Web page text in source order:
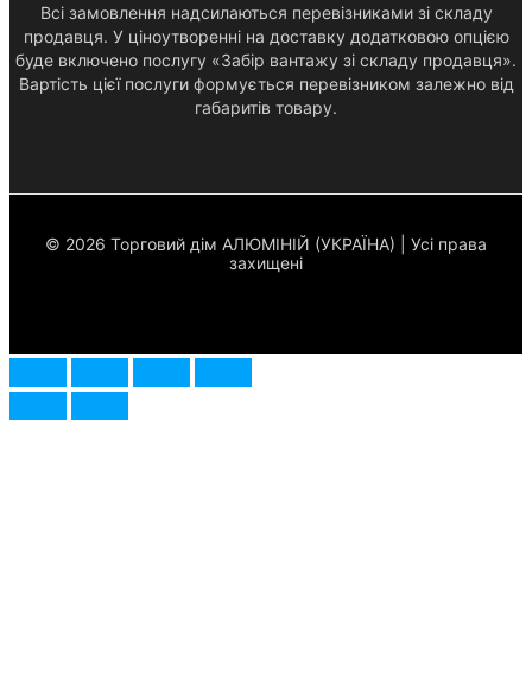
Всі замовлення надсилаються перевізниками зі складу
продавця. У ціноутворенні на доставку додатковою опцією
буде включено послугу «Забір вантажу зі складу продавця».
Вартість цієї послуги формується перевізником залежно від
габаритів товару.
© 2026 Торговий дім АЛЮМІНІЙ (УКРАЇНА) | Усі права
захищені